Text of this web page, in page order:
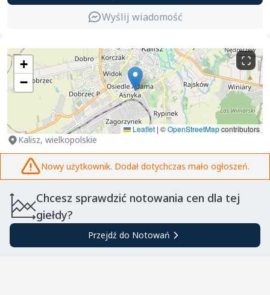
Wyślij wiadomość
+
−
Leaflet | ©OpenStreetMapcontributors
Kalisz, wielkopolskie
Nowy użytkownik. Dodał dotychczas mało ogłoszeń.
Chcesz sprawdzić notowania cen dla tej
giełdy?
Przejdź do Notowań